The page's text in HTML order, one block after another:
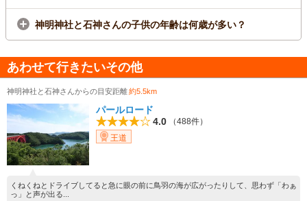
神明神社と石神さんの子供の年齢は何歳が多い？
あわせて行きたいその他
神明神社と石神さんからの目安距離約5.5km
パールロード
4.0
（488件）
王道
くねくねとドライブしてると急に眼の前に鳥羽の海が広がったりして、思わず「わぁ
っ」と声が出る...